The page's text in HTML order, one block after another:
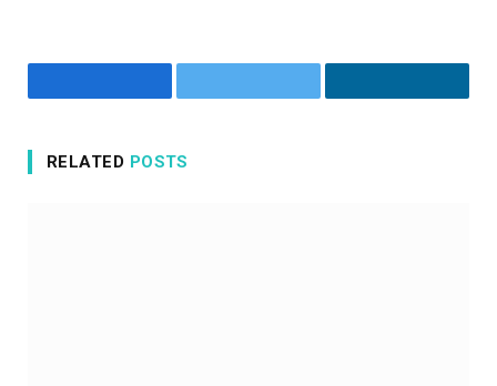
Facebook Twitter LinkedIn
RELATED POSTS